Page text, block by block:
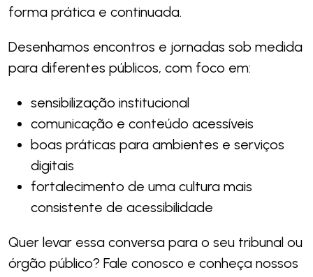
forma prática e continuada.
Desenhamos encontros e jornadas sob medida
para diferentes públicos, com foco em:
sensibilização institucional
comunicação e conteúdo acessíveis
boas práticas para ambientes e serviços
digitais
fortalecimento de uma cultura mais
consistente de acessibilidade
Quer levar essa conversa para o seu tribunal ou
órgão público? Fale conosco e conheça nossos